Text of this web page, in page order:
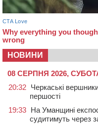
НОВИНИ
08 СЕРПНЯ 2026,
20:32 Черкаські
першості
19:33 На Уманщині
судитимуть через